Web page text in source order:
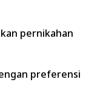
pernikahan
preferensi